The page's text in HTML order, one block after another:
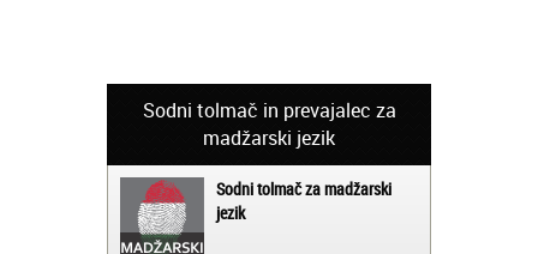
Sodni tolmač in prevajalec za
madžarski jezik
Sodni tolmač za madžarski
jezik